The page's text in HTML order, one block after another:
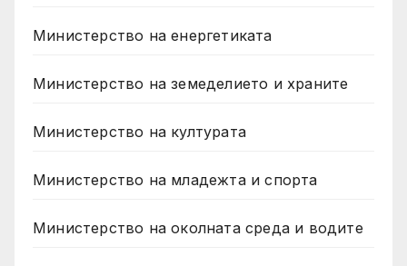
Министерство на енергетиката
Министерство на земеделието и храните
Министерство на културата
Министерство на младежта и спорта
Министерство на околната среда и водите